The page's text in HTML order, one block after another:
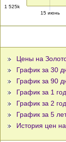
1 525k
15 июнь
Цены на
График за 30
График за 90
График за 1
График за 2
График за 5
История цен